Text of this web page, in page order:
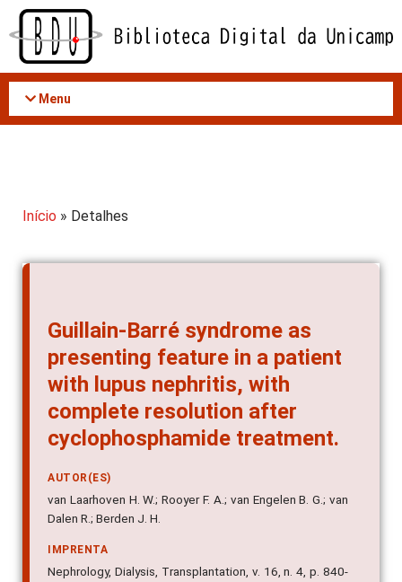
Acessar
conteúdo
Menu
Início » Detalhes
Guillain-Barré syndrome as
presenting feature in a patient
with lupus nephritis, with
complete resolution after
cyclophosphamide treatment.
AUTOR(ES)
van Laarhoven H. W.; Rooyer F. A.; van Engelen B. G.; van
Dalen R.; Berden J. H.
IMPRENTA
Nephrology, Dialysis, Transplantation, v. 16, n. 4, p. 840-